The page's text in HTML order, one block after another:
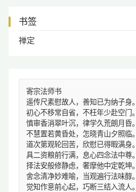
书签
禅定
寄宗法师书
遥传尺素慰故人，善知已为纳子身。
初心不移常自省，不枉年少赴空门。
慎审香消翠叶沉，律学久荒朗月昏。
不慧置若黄昏处，怎晓青山夕照临。
道次第观轮回苦，欣慰已得暇满身。
具二资粮前行满，息心四念法中尊。
择法安般修静虑，奢摩他中定乾坤。
舍念清净妙难喻，当观遍行法味醇。
觉知作意前心起，巧断三结入流人。